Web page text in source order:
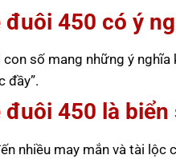
đuôi 450 có ý
số mang những ý
đầy”.
đuôi 450 là biển
nhiều may mắn và tài